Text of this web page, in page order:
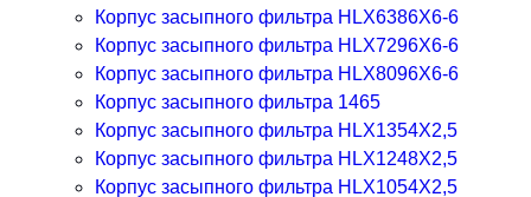
Корпус засыпного фильтра HLX6386X6-6
Корпус засыпного фильтра HLX7296X6-6
Корпус засыпного фильтра HLX8096X6-6
Корпус засыпного фильтра 1465
Корпус засыпного фильтра HLX1354X2,5
Корпус засыпного фильтра HLX1248X2,5
Корпус засыпного фильтра HLX1054X2,5